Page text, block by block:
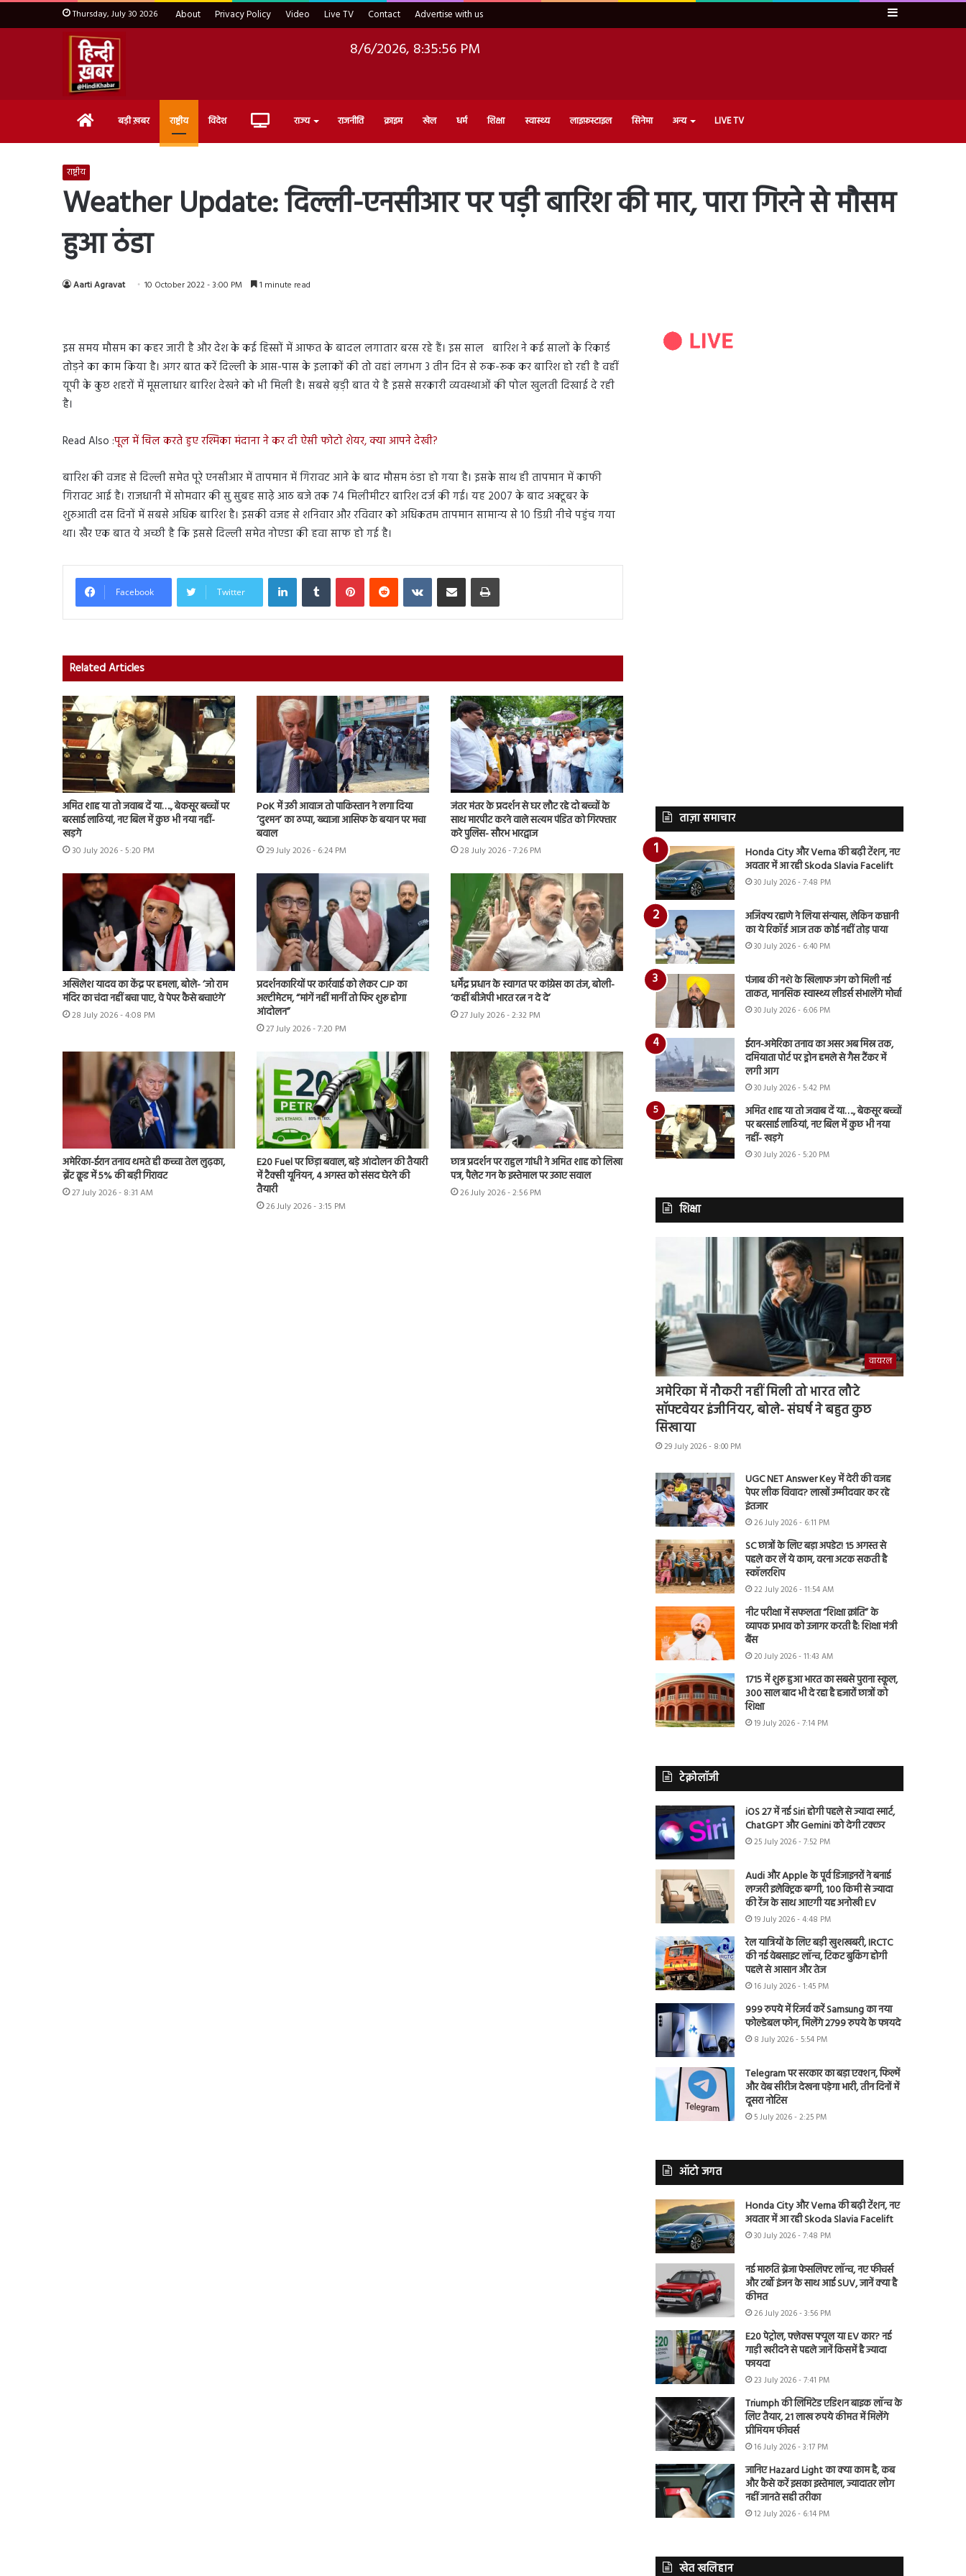
Thursday, July 30 2026 About Privacy Policy Video Live TV Contact Advertise with us Sidebar
8/6/2026, 8:35:57 PM
Home बड़ी ख़बर राष्ट्रीय विदेश Live राज्य राजनीति क्राइम खेल धर्म शिक्षा स्वास्थ्य लाइफ़स्टाइल सिनेमा अन्य LIVE TV
राष्ट्रीय
Weather Update: दिल्ली-एनसीआर पर पड़ी बारिश की मार, पारा गिरने से मौसम
हुआ ठंडा
Aarti Agravat 10 October 2022 - 3:00 PM 1 minute read
इस समय मौसम का कहर जारी है और देश के कई हिस्सों में आफत के बादल लगातार बरस रहे हैं। इस साल बारिश ने कई सालों के रिकार्ड
तोड़ने का काम किया है। अगर बात करें दिल्ली के आस-पास के इलाकों की तो वहां लगभग 3 तीन दिन से रुक-रूक कर बारिश हो रही है वहीं
यूपी के कुछ शहरों में मूसलाधार बारिश देखने को भी मिली है। सबसे ब़ड़ी बात ये है इससे सरकारी व्यवस्थाओं की पोल खुलती दिखाई दे रही
है।
Read Also :पूल में चिल करते हुए रश्मिका मंदाना ने कर दी ऐसी फोटो शेयर, क्या आपने देखी?
बारिश की वजह से दिल्ली समेत पूरे एनसीआर में तापमान में गिरावट आने के बाद मौसम ठंडा हो गया है। इसके साथ ही तापमान में काफी
गिरावट आई है। राजधानी में सोमवार की सु सुबह साढ़े आठ बजे तक 74 मिलीमीटर बारिश दर्ज की गई। यह 2007 के बाद अक्टूबर के
शुरुआती दस दिनों में सबसे अधिक बारिश है। इसकी वजह से शनिवार और रविवार को अधिकतम तापमान सामान्य से 10 डिग्री नीचे पहुंच गया
था। खैर एक बात ये अच्छी है कि इससे दिल्ली समेत नोएडा की हवा साफ हो गई है।
Facebook Twitter
LinkedInTumblr PinterestReddit VKontakteShare via Email Print
Related Articles
अमित शाह या तो जवाब दें या…., बेकसूर बच्चों पर
बरसाई लाठियां, नए बिल में कुछ भी नया नहीं-
खड़गे
30 July 2026 - 5:20 PM
PoK में उठी आवाज तो पाकिस्तान ने लगा दिया
‘दुश्मन’ का ठप्पा, ख्वाजा आसिफ के बयान पर मचा
बवाल
29 July 2026 - 6:24 PM
जंतर मंतर के प्रदर्शन से घर लौट रहे दो बच्चों के
साथ मारपीट करने वाले सत्यम पंडित को गिरफ्तार
करे पुलिस- सौरभ भारद्वाज
28 July 2026 - 7:26 PM
अखिलेश यादव का केंद्र पर हमला, बोले- ‘जो राम
मंदिर का चंदा नहीं बचा पाए, वे पेपर कैसे बचाएंगे’
28 July 2026 - 4:08 PM
प्रदर्शनकारियों पर कार्रवाई को लेकर CJP का
अल्टीमेटम, “मांगें नहीं मानीं तो फिर शुरू होगा
आंदोलन”
27 July 2026 - 7:20 PM
धर्मेंद्र प्रधान के स्वागत पर कांग्रेस का तंज, बोली-
‘कहीं बीजेपी भारत रत्न न दे दे’
27 July 2026 - 2:32 PM
अमेरिका-ईरान तनाव थमते ही कच्चा तेल लुढ़का,
ब्रेंट क्रूड में 5% की बड़ी गिरावट
27 July 2026 - 8:31 AM
E20 Fuel पर छिड़ा बवाल, बड़े आंदोलन की तैयारी
में टैक्सी यूनियन, 4 अगस्त को संसद घेरने की
तैयारी
26 July 2026 - 3:15 PM
छात्र प्रदर्शन पर राहुल गांधी ने अमित शाह को लिखा
पत्र, पैलेट गन के इस्तेमाल पर उठाए सवाल
26 July 2026 - 2:56 PM
ताज़ा समाचार
Honda City और Verna की बढ़ी टेंशन, नए
अवतार में आ रही Skoda Slavia Facelift
30 July 2026 - 7:48 PM
अजिंक्य रहाणे ने लिया संन्यास, लेकिन कप्तानी
का ये रिकॉर्ड आज तक कोई नहीं तोड़ पाया
30 July 2026 - 6:40 PM
पंजाब की नशे के खिलाफ जंग को मिली नई
ताकत, मानसिक स्वास्थ्य लीडर्स संभालेंगे मोर्चा
30 July 2026 - 6:06 PM
ईरान-अमेरिका तनाव का असर अब मिस्र तक,
दमियाता पोर्ट पर ड्रोन हमले से गैस टैंकर में
लगी आग
30 July 2026 - 5:42 PM
अमित शाह या तो जवाब दें या…., बेकसूर बच्चों
पर बरसाई लाठियां, नए बिल में कुछ भी नया
नहीं- खड़गे
30 July 2026 - 5:20 PM
शिक्षा
वायरल
अमेरिका में नौकरी नहीं मिली तो भारत लौटे
सॉफ्टवेयर इंजीनियर, बोले- संघर्ष ने बहुत कुछ
सिखाया
29 July 2026 - 8:00 PM
UGC NET Answer Key में देरी की वजह
पेपर लीक विवाद? लाखों उम्मीदवार कर रहे
इंतजार
26 July 2026 - 6:11 PM
SC छात्रों के लिए बड़ा अपडेट! 15 अगस्त से
पहले कर लें ये काम, वरना अटक सकती है
स्कॉलरशिप
22 July 2026 - 11:54 AM
नीट परीक्षा में सफलता “शिक्षा क्रांति” के
व्यापक प्रभाव को उजागर करती है: शिक्षा मंत्री
बैंस
20 July 2026 - 11:43 AM
1715 में शुरू हुआ भारत का सबसे पुराना स्कूल,
300 साल बाद भी दे रहा है हजारों छात्रों को
शिक्षा
19 July 2026 - 7:14 PM
टेक्नोलॉजी
iOS 27 में नई Siri होगी पहले से ज्यादा स्मार्ट,
ChatGPT और Gemini को देगी टक्कर
25 July 2026 - 7:52 PM
Audi और Apple के पूर्व डिजाइनरों ने बनाई
लग्जरी इलेक्ट्रिक बग्गी, 100 किमी से ज्यादा
की रेंज के साथ आएगी यह अनोखी EV
19 July 2026 - 4:48 PM
रेल यात्रियों के लिए बड़ी खुशखबरी, IRCTC
की नई वेबसाइट लॉन्च, टिकट बुकिंग होगी
पहले से आसान और तेज
16 July 2026 - 1:45 PM
999 रुपये में रिजर्व करें Samsung का नया
फोल्डेबल फोन, मिलेंगे 2799 रुपये के फायदे
8 July 2026 - 5:54 PM
Telegram पर सरकार का बड़ा एक्शन, फिल्में
और वेब सीरीज देखना पड़ेगा भारी, तीन दिनों में
दूसरा नोटिस
5 July 2026 - 2:25 PM
ऑटो जगत
Honda City और Verna की बढ़ी टेंशन, नए
अवतार में आ रही Skoda Slavia Facelift
30 July 2026 - 7:48 PM
नई मारुति ब्रेजा फेसलिफ्ट लॉन्च, नए फीचर्स
और टर्बो इंजन के साथ आई SUV, जानें क्या है
कीमत
26 July 2026 - 3:56 PM
E20 पेट्रोल, फ्लेक्स फ्यूल या EV कार? नई
गाड़ी खरीदने से पहले जानें किसमें है ज्यादा
फायदा
23 July 2026 - 7:41 PM
Triumph की लिमिटेड एडिशन बाइक लॉन्च के
लिए तैयार, 21 लाख रुपये कीमत में मिलेंगे
प्रीमियम फीचर्स
16 July 2026 - 3:17 PM
जानिए Hazard Light का क्या काम है, कब
और कैसे करें इसका इस्तेमाल, ज्यादातर लोग
नहीं जानते सही तरीका
12 July 2026 - 6:14 PM
खेत खलिहान